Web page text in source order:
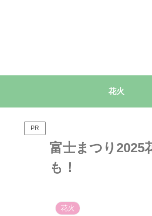
花火
PR
富士まつり2025
も！
花火